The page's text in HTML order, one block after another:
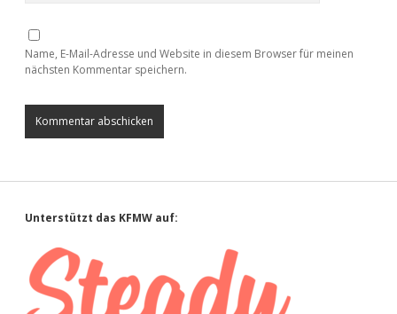
Name, E-Mail-Adresse und Website in diesem Browser für meinen
nächsten Kommentar speichern.
Sidebar
Unterstützt das KFMW auf: